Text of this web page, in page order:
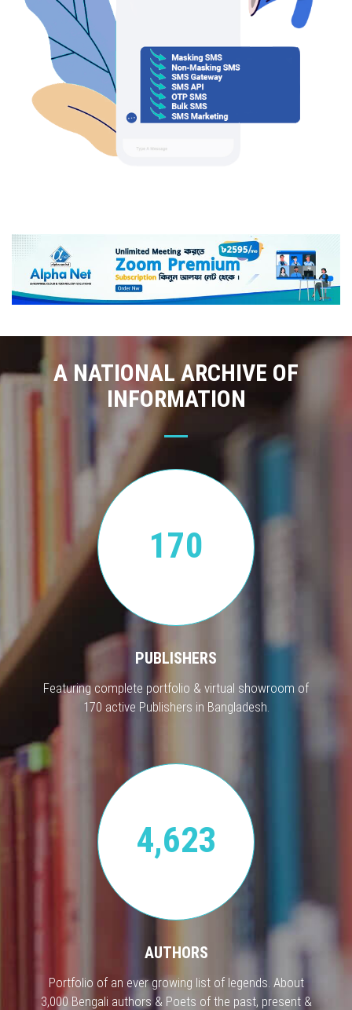
A NATIONAL ARCHIVE OF
INFORMATION
170
PUBLISHERS
Featuring complete portfolio & virtual showroom of
170 active Publishers in Bangladesh.
4,623
AUTHORS
Portfolio of an ever growing list of legends. About
3,000 Bengali authors & Poets of the past, present &